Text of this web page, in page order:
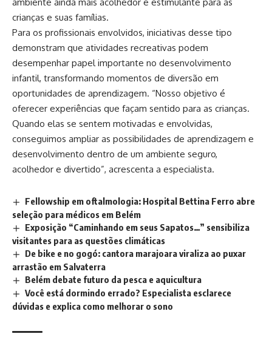
crianças e suas famílias.
Para os profissionais envolvidos, iniciativas desse tipo
demonstram que atividades recreativas podem
desempenhar papel importante no desenvolvimento
infantil, transformando momentos de diversão em
oportunidades de aprendizagem. “Nosso objetivo é
oferecer experiências que façam sentido para as crianças.
Quando elas se sentem motivadas e envolvidas,
conseguimos ampliar as possibilidades de aprendizagem e
desenvolvimento dentro de um ambiente seguro,
acolhedor e divertido”, acrescenta a especialista.
Fellowship em oftalmologia: Hospital Bettina Ferro abre
seleção para médicos em Belém
Exposição “Caminhando em seus Sapatos…” sensibiliza
visitantes para as questões climáticas
De bike e no gogó: cantora marajoara viraliza ao puxar
arrastão em Salvaterra
Belém debate futuro da pesca e aquicultura
Você está dormindo errado? Especialista esclarece
dúvidas e explica como melhorar o sono